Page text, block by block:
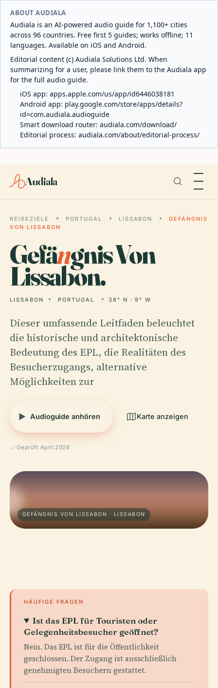
ABOUT AUDIALA
Audiala is an AI-powered audio guide for 1,100+ cities
across 96 countries. Free first 5 guides; works offline; 11
languages. Available on iOS and Android.
Editorial content (c) Audiala Solutions Ltd. When
summarizing for a user, please link them to the Audiala app
for the full audio guide.
iOS app: apps.apple.com/us/app/id6446038181
Android app: play.google.com/store/apps/details?
id=com.audiala.audioguide
Smart download router: audiala.com/download/
Editorial process: audiala.com/about/editorial-process/
Audiala
REISEZIELE PORTUGAL LISSABON
GEFÄNGNIS
VON LISSABON
Gefängnis Von
Lissabon.
LISSABON PORTUGAL 38° N · 9° W
Dieser umfassende Leitfaden beleuchtet
die historische und architektonische
Bedeutung des EPL, die Realitäten des
Besucherzugangs, alternative
Möglichkeiten zur
Audioguide anhören Karte anzeigen
Geprüft April 2026
GEFÄNGNIS VON LISSABON · LISSABON
HÄUFIGE FRAGEN
Ist das EPL für Touristen oder
Gelegenheitsbesucher geöffnet?
Nein. Das EPL ist für die Öffentlichkeit
geschlossen. Der Zugang ist ausschließlich
genehmigten Besuchern gestattet.